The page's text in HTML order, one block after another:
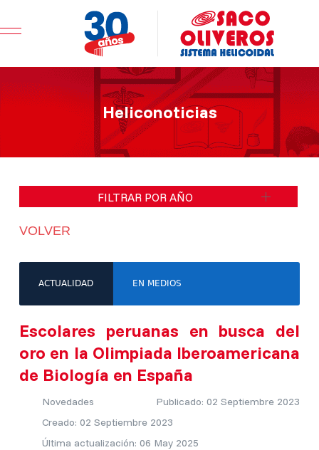
Mobile Menu Toggle
Heliconoticias
FILTRAR POR AÑO
VOLVER
ACTUALIDAD EN MEDIOS
Escolares peruanas en busca del
oro en la Olimpiada Iberoamericana
de Biología en España
Novedades
Publicado: 02 Septiembre 2023
Creado: 02 Septiembre 2023
Última actualización: 06 May 2025